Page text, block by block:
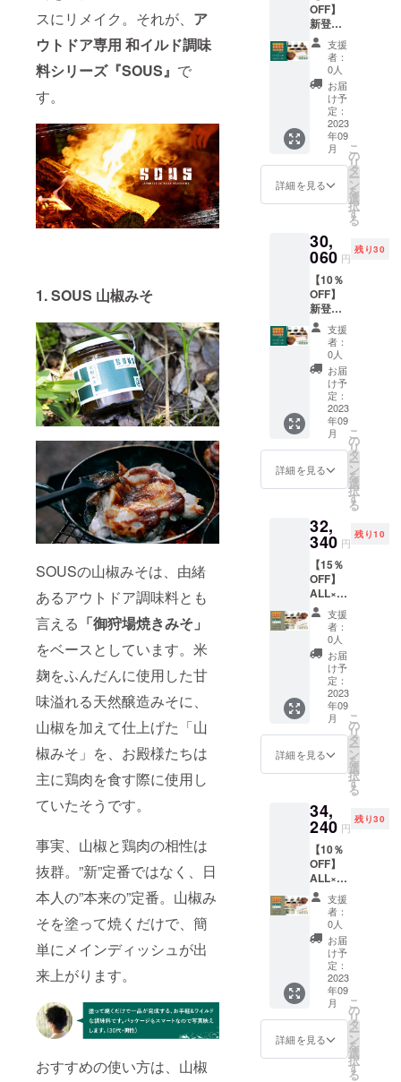
スにリメイク。それが、 ア
ウトドア専用 和イルド調味
料シリーズ『SOUS』 で
す。
1. SOUS 山椒みそ
SOUSの山椒みそは、由緒
あるアウトドア調味料とも
言える 「御狩場焼きみそ」
をベースとしています。米
麹をふんだんに使用した甘
味溢れる天然醸造みそに、
山椒を加えて仕上げた「山
椒みそ」を、お殿様たちは
主に鶏肉を食す際に使用し
ていたそうです。
事実、山椒と鶏肉の相性は
抜群。”新”定番ではなく、日
本人の”本来の”定番。山椒み
そを塗って焼くだけで、簡
単にメインディッシュが出
来上がります。
おすすめの使い方は、山椒
制を整
備する
事がで
きた場
合、正
規販売
価格が
予定価
格より
下回る
可能性
もござ
す。
れてい
る残り
個数が
変動す
る場合
がござ
いま
す。予
めご了
承くだ
さい。
ジェク
トを通
支援を
頂き、
量産体
制を整
備する
事がで
きた場
合、正
規販売
価格が
予定価
格より
下回る
可能性
もござ
す。
製造か
ら9ヶ
月、あ
まだれ
製造か
ら1年、
だし入
りみそ
製造か
ら3ヶ月
※デザイ
ン・仕
様は変
ざいま
す。ご
了承く
ださ
い。 ※
ご注文
状況、
使用部
材の供
給状
況、製
造工程
上の都
合等に
より出
が遅れ
る場合
※購入後
のキャ
ンセル
は出来
ませ
ん。た
だし、
期間中
やむを
得ず商
品の
キャン
セルが
あった
場合、
れてい
る残り
る場合
がござ
いま
す。予
めご了
承くだ
さい。
※本プロ
ジェク
トを通
して沢
山のご
支援を
頂き、
量産体
備する
事がで
ク1個の
セット
（一般
販売予
定価格
13,920
円の
10%
OFF） ※
賞味期
限：山
椒みそ
製造か
製造か
ら3ヶ
月、し
ろだし
製造か
ら9ヶ
月、あ
まだれ
製造か
ら1年、
だし入
りみそ
製造か
ら3ヶ月
※デザイ
ン・仕
様は変
ざいま
す。ご
了承く
ださ
い。 ※
ご注文
状況、
使用部
材の供
給状
況、製
造工程
上の都
合等に
より出
が遅れ
る場合
※購入後
のキャ
ンセル
は出来
ませ
ん。た
だし、
期間中
やむを
得ず商
品の
キャン
セルが
あった
場合、
れてい
る残り
OFF】
新登場
３種×2
ウッド
プラン
ク×2、
レザー
カバー
付き
セット
・しろ
だし、
あまだ
れ、だ
し入り
れぞれ2
個、
ウッド
プラン
ク2個、
ガス
カード
リッジ
レザー
カバー1
個の
セット
（一般
販売予
定価格
33,400
円の
限：し
ろだし
製造か
ら9ヶ
月、あ
まだれ
製造か
ら1年、
だし入
りみそ
製造か
ら3ヶ月
※デザイ
ン・仕
様は変
更にな
る可能
了承く
ださ
い。 ※
ご注文
状況、
使用部
材の供
給状
況、製
造工程
上の都
合等に
より出
荷時期
が遅れ
があり
ます。
※購入後
支援
者：
0人
お届
け予
定：
2023
年09
月
詳細を見る
こ
の
リ
タ
ー
ン
を
選
択
す
る
30,
060 円
残り30
【10％
OFF】
新登場
３種×2
ウッド
プラン
ク×2、
レザー
カバー
付き
セット
・しろ
だし、
あまだ
れ、だ
し入り
れぞれ2
個、
ウッド
プラン
ク2個、
ガス
カード
リッジ
レザー
カバー1
個の
セット
（一般
販売予
定価格
33,400
円の
限：し
ろだし
製造か
ら9ヶ
月、あ
まだれ
製造か
ら1年、
だし入
りみそ
製造か
ら3ヶ月
※デザイ
ン・仕
様は変
更にな
る可能
支援
者：
0人
お届
け予
定：
2023
年09
月
詳細を見る
こ
の
リ
タ
ー
ン
を
選
択
す
る
32,
340 円
残り10
【15％
OFF】
ALL×2
ウッド
プラン
ク×2、
レザー
カバー
付き
セット
・山椒
みそ、
寒こう
じ、し
ろだ
し、あ
れ、だ
し入り
みそ そ
れぞれ2
個、
ウッド
プラン
ク2個、
ガス
カード
リッジ
レザー
カバー1
個の
セット
（一般
販売予
支援
者：
0人
お届
け予
定：
2023
年09
月
詳細を見る
こ
の
リ
タ
ー
ン
を
選
択
す
る
34,
240 円
残り30
【10％
OFF】
ALL×2
ウッド
プラン
ク×2、
レザー
カバー
付き
セット
・山椒
みそ、
寒こう
じ、し
ろだ
し、あ
支援
者：
0人
お届
け予
定：
2023
年09
月
詳細を見る
こ
の
リ
タ
ー
ン
を
選
択
す
る